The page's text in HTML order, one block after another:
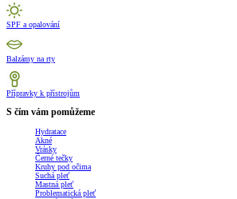
SPF a opalování
Balzámy na rty
Přípravky k přístrojům
S čím vám pomůžeme
Hydratace
Akné
Vrásky
Černé tečky
Kruhy pod očima
Suchá pleť
Mastná pleť
Problematická pleť